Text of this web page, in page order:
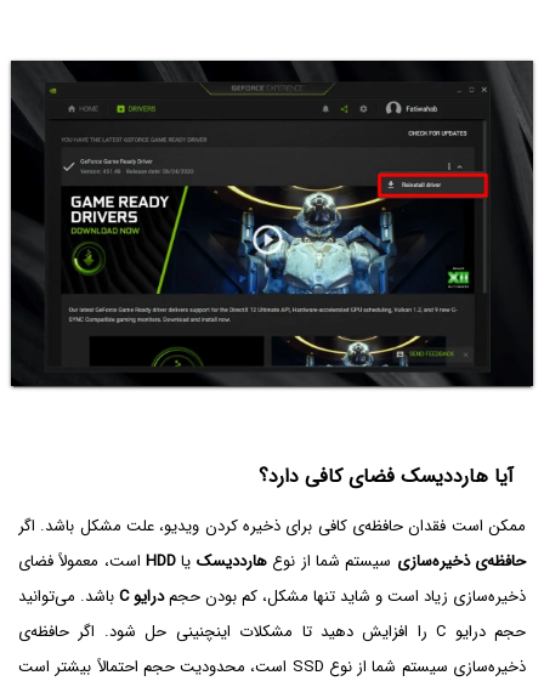
آیا هارددیسک فضای کافی دارد؟
ممکن است فقدان حافظه‌ی کافی برای ذخیره کردن ویدیو، علت مشکل باشد. اگر
حافظه‌ی ذخیره‌سازی سیستم شما از نوعهارددیسک یاHDDاست، معمولاً فضای
ذخیره‌سازی زیاد است و شاید تنها مشکل، کم بودن حجمدرایو C باشد. می‌توانید
حجم درایو C را افزایش دهید تا مشکلات اینچنینی حل شود. اگر حافظه‌ی
ذخیره‌سازی سیستم شما از نوع SSD است، محدودیت حجم احتمالاً بیشتر است